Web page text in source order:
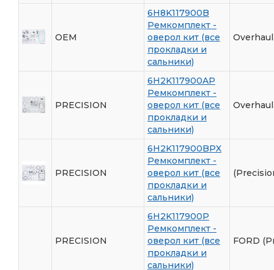
OEM
6H8K117900B
Ремкомплект -
оверол кит (все
прокладки и
сальники)
PRECISION
6H2K117900AP
Ремкомплект -
оверол кит (все
прокладки и
сальники)
PRECISION
6H2K117900BPX
Ремкомплект -
оверол кит (все
прокладки и
сальники)
PRECISION
6H2K117900P
Ремкомплект -
оверол кит (все
прокладки и
сальники)
FORD